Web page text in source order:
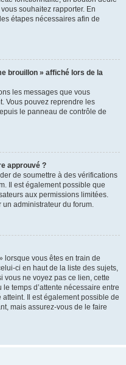
souhaitez rapporter. En
étapes nécessaires afin de
brouillon » affiché lors de la
les messages que vous
Vous pouvez reprendre les
le panneau de contrôle de
approuvé ?
de soumettre à des vérifications
Il est également possible que
aux permissions limitées.
un administrateur du forum.
lorsque vous êtes en train de
ci en haut de la liste des sujets,
vous ne voyez pas ce lien, cette
temps d’attente nécessaire entre
atteint. Il est également possible de
mais assurez-vous de le faire